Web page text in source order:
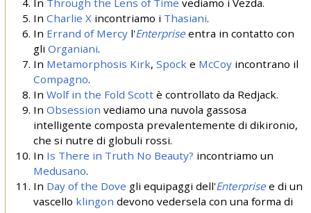
In Charlie Xincontriamo i Thasiani.
In Errand of Mercyl'Enterpriseentra in contatto con
gli Organiani.
In Metamorphosis Kirk, Spock e McCoyincontrano il
Compagno.
In Wolf in the Fold Scottè controllato da Redjack.
In Obsession vediamo una nuvola gassosa
intelligente composta prevalentemente di dikironio,
che si nutre di globuli rossi.
In Is There in Truth No Beauty? incontriamo un
Medusano.
In Day of the Dove gli equipaggi dell'Enterprisee di un
vascello klingon devono vedersela con una forma di